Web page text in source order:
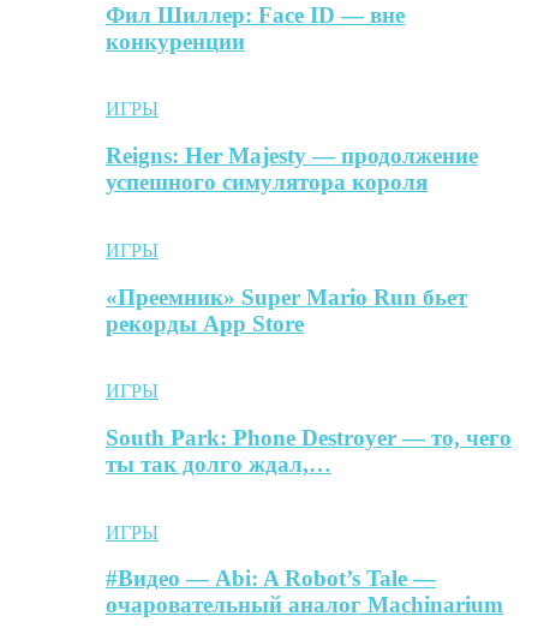
Фил Шиллер: Face ID — вне
конкуренции
ИГРЫ
Reigns: Her Majesty — продолжение
успешного симулятора короля
ИГРЫ
«Преемник» Super Mario Run бьет
рекорды App Store
ИГРЫ
South Park: Phone Destroyer — то, чего
ты так долго ждал,…
ИГРЫ
#Видео — Abi: A Robot’s Tale —
очаровательный аналог Machinarium